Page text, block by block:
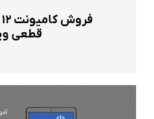
قطعی